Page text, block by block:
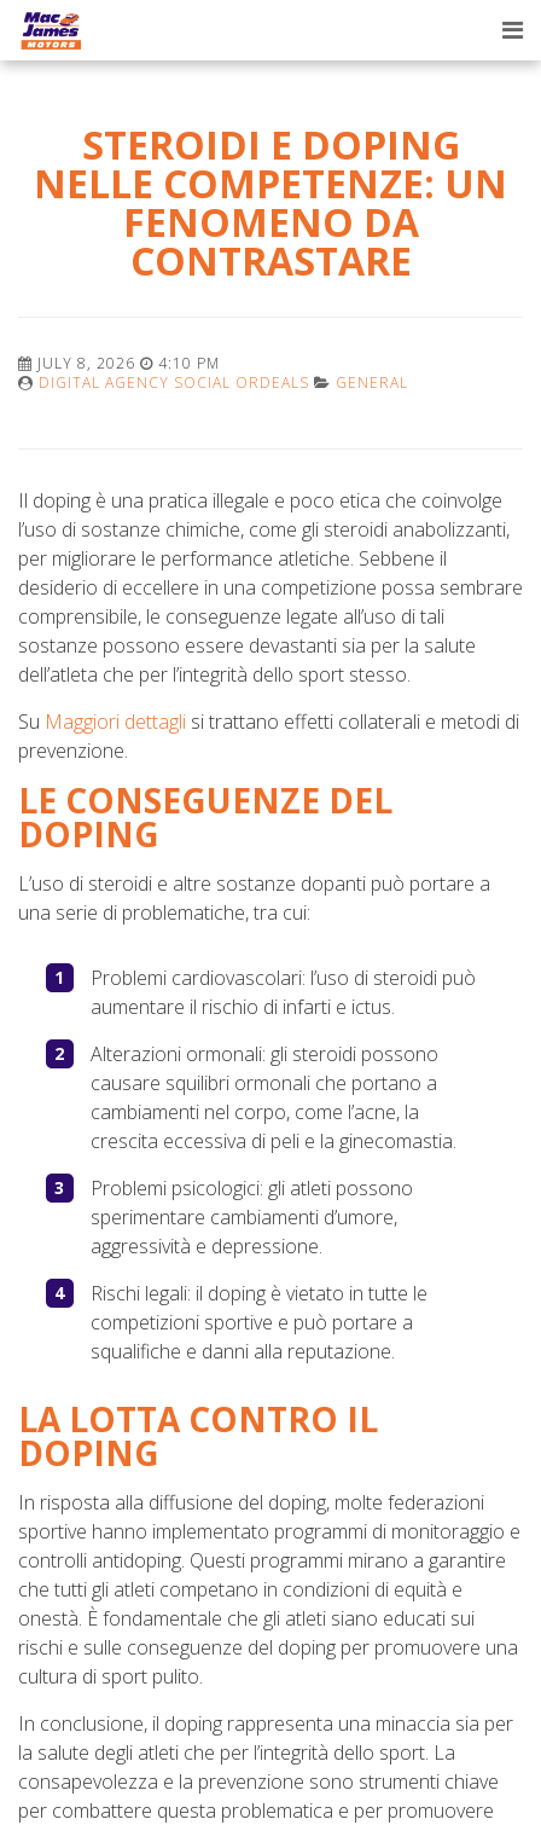
STEROIDI E DOPING
NELLE COMPETENZE: UN
FENOMENO DA
CONTRASTARE
JULY 8, 2026
4:10 PM
DIGITAL AGENCY SOCIAL ORDEALS
GENERAL
Il doping è una pratica illegale e poco etica che coinvolge
l’uso di sostanze chimiche, come gli steroidi anabolizzanti,
per migliorare le performance atletiche. Sebbene il
desiderio di eccellere in una competizione possa sembrare
comprensibile, le conseguenze legate all’uso di tali
sostanze possono essere devastanti sia per la salute
dell’atleta che per l’integrità dello sport stesso.
Su Maggiori dettagli si trattano effetti collaterali e metodi di
prevenzione.
LE CONSEGUENZE DEL
DOPING
L’uso di steroidi e altre sostanze dopanti può portare a
una serie di problematiche, tra cui:
Problemi cardiovascolari: l’uso di steroidi può
aumentare il rischio di infarti e ictus.
Alterazioni ormonali: gli steroidi possono
causare squilibri ormonali che portano a
cambiamenti nel corpo, come l’acne, la
crescita eccessiva di peli e la ginecomastia.
Problemi psicologici: gli atleti possono
sperimentare cambiamenti d’umore,
aggressività e depressione.
Rischi legali: il doping è vietato in tutte le
competizioni sportive e può portare a
squalifiche e danni alla reputazione.
LA LOTTA CONTRO IL
DOPING
In risposta alla diffusione del doping, molte federazioni
sportive hanno implementato programmi di monitoraggio e
controlli antidoping. Questi programmi mirano a garantire
che tutti gli atleti competano in condizioni di equità e
onestà. È fondamentale che gli atleti siano educati sui
rischi e sulle conseguenze del doping per promuovere una
cultura di sport pulito.
In conclusione, il doping rappresenta una minaccia sia per
la salute degli atleti che per l’integrità dello sport. La
consapevolezza e la prevenzione sono strumenti chiave
per combattere questa problematica e per promuovere